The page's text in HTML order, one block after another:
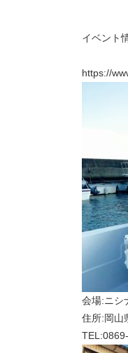
イベント
https://
会場:ニシ
住所:岡山